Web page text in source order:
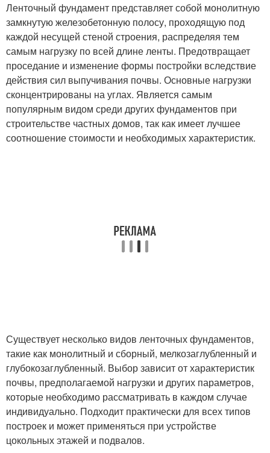
Ленточный фундамент представляет собой монолитную
замкнутую железобетонную полосу, проходящую под
каждой несущей стеной строения, распределяя тем
самым нагрузку по всей длине ленты. Предотвращает
проседание и изменение формы постройки вследствие
действия сил выпучивания почвы. Основные нагрузки
сконцентрированы на углах. Является самым
популярным видом среди других фундаментов при
строительстве частных домов, так как имеет лучшее
соотношение стоимости и необходимых характеристик.
Существует несколько видов ленточных фундаментов,
такие как монолитный и сборный, мелкозаглубленный и
глубокозаглубленный. Выбор зависит от характеристик
почвы, предполагаемой нагрузки и других параметров,
которые необходимо рассматривать в каждом случае
индивидуально. Подходит практически для всех типов
построек и может применяться при устройстве
цокольных этажей и подвалов.